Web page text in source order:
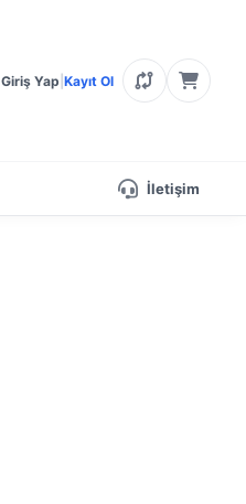
Giriş Yap Kayıt Ol
İletişim